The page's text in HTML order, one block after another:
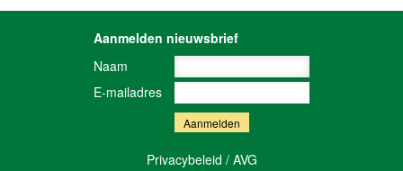
Aanmelden nieuwsbrief
Naam
E-mailadres
Privacybeleid / AVG